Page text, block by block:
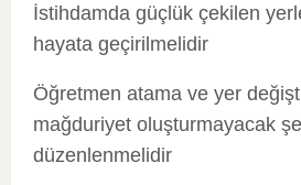
İstihdamda güçlük çekilen
hayata geçirilmelidir
Öğretmen atama ve yer
mağduriyet oluşturmayacak
düzenlenmelidir